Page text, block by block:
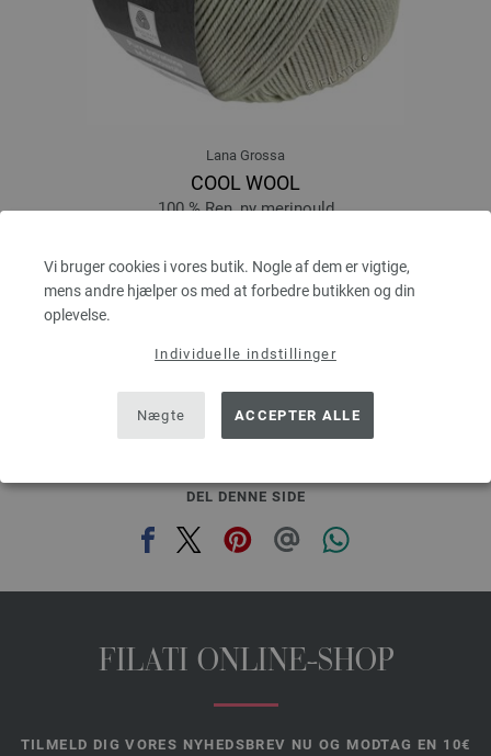
Vi bruger cookies i vores butik. Nogle af dem er vigtige,
mens andre hjælper os med at forbedre butikken og din
oplevelse.
Individuelle indstillinger
Nægte ACCEPTER ALLE
Lana Grossa
COOL WOOL
100 % Ren, ny merinould
Pinde-/nåletykkelse: 3 - 3,5
43,70 dkr
eks. moms, med tillæg af forsendelsesomkostninger, Basispris:874,00 dkr
prev next
DEL DENNE SIDE
FILATI ONLINE-SHOP
TILMELD DIG VORES NYHEDSBREV NU OG MODTAG EN 10€